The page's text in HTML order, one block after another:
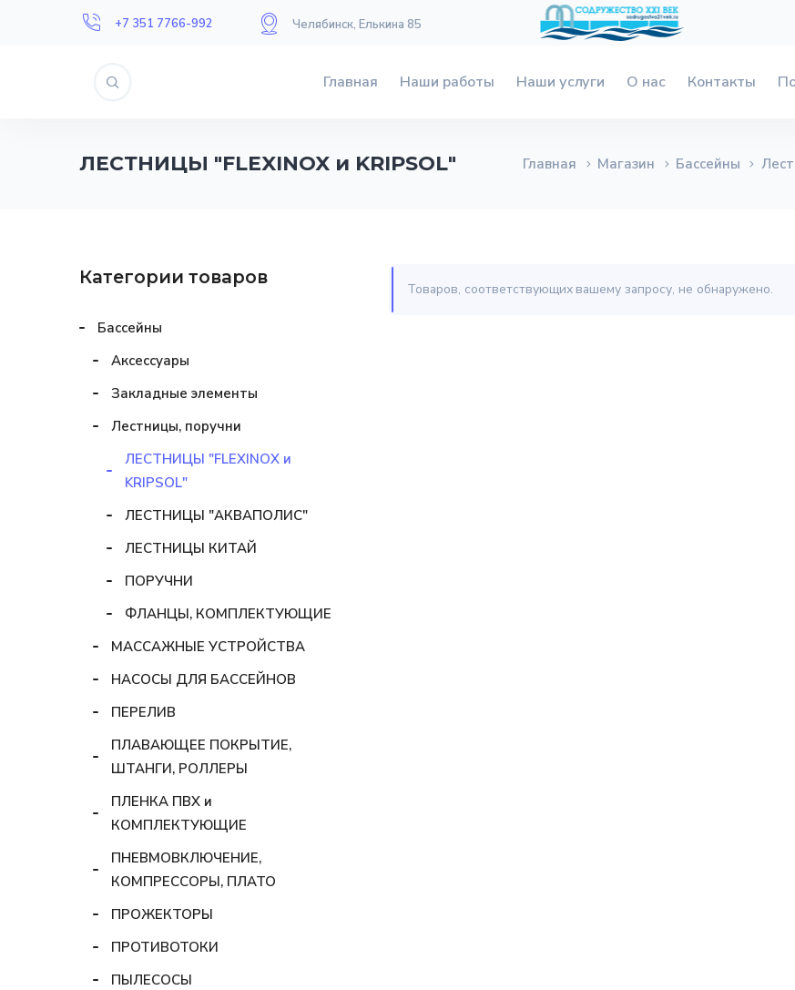
+7 351 7766-992 Челябинск, Елькина 85
Главная Наши работы Наши услуги О нас Контакты
ЛЕСТНИЦЫ "FLEXINOX и KRIPSOL" Главная Магазин Бассейны
Товаров, соответствующих вашему запросу, не обнаружено.
Категории товаров
Бассейны
Аксессуары
Закладные элементы
Лестницы, поручни
ЛЕСТНИЦЫ "FLEXINOX и
KRIPSOL"
ЛЕСТНИЦЫ "АКВАПОЛИС"
ЛЕСТНИЦЫ КИТАЙ
ПОРУЧНИ
ФЛАНЦЫ, КОМПЛЕКТУЮЩИЕ
МАССАЖНЫЕ УСТРОЙСТВА
НАСОСЫ ДЛЯ БАССЕЙНОВ
ПЕРЕЛИВ
ПЛАВАЮЩЕЕ ПОКРЫТИЕ,
ШТАНГИ, РОЛЛЕРЫ
ПЛЕНКА ПВХ и
КОМПЛЕКТУЮЩИЕ
ПНЕВМОВКЛЮЧЕНИЕ,
КОМПРЕССОРЫ, ПЛАТО
ПРОЖЕКТОРЫ
ПРОТИВОТОКИ
ПЫЛЕСОСЫ